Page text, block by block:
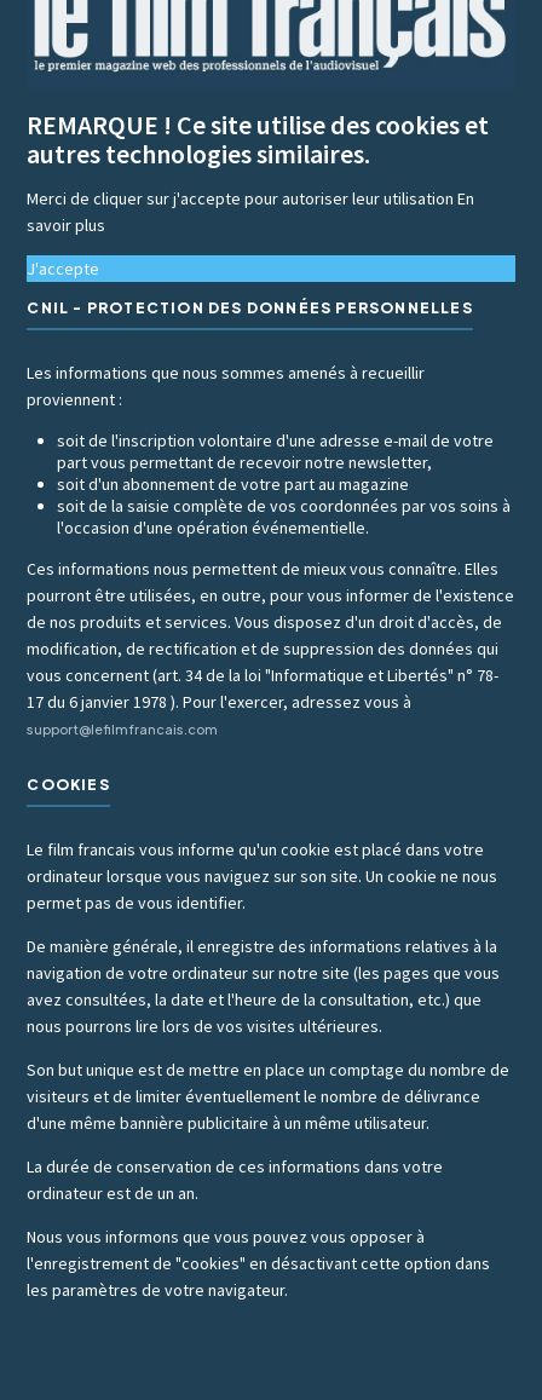
REMARQUE ! Ce site utilise des cookies et
autres technologies similaires.
Merci de cliquer sur j'accepte pour autoriser leur utilisationEn
savoir plus
J'accepte
CNIL - PROTECTION DES DONNÉES PERSONNELLES
Les informations que nous sommes amenés à recueillir
proviennent :
soit de l'inscription volontaire d'une adresse e-mail de votre
part vous permettant de recevoir notre newsletter,
soit d'un abonnement de votre part au magazine
soit de la saisie complète de vos coordonnées par vos soins à
l'occasion d'une opération événementielle.
Ces informations nous permettent de mieux vous connaître. Elles
pourront être utilisées, en outre, pour vous informer de l'existence
de nos produits et services. Vous disposez d'un droit d'accès, de
modification, de rectification et de suppression des données qui
vous concernent (art. 34 de la loi "Informatique et Libertés" n° 78-
17 du 6 janvier 1978 ). Pour l'exercer, adressez vous à
support@lefilmfrancais.com
COOKIES
Le film francais vous informe qu'un cookie est placé dans votre
ordinateur lorsque vous naviguez sur son site. Un cookie ne nous
permet pas de vous identifier.
De manière générale, il enregistre des informations relatives à la
navigation de votre ordinateur sur notre site (les pages que vous
avez consultées, la date et l'heure de la consultation, etc.) que
nous pourrons lire lors de vos visites ultérieures.
Son but unique est de mettre en place un comptage du nombre de
visiteurs et de limiter éventuellement le nombre de délivrance
d'une même bannière publicitaire à un même utilisateur.
La durée de conservation de ces informations dans votre
ordinateur est de un an.
Nous vous informons que vous pouvez vous opposer à
l'enregistrement de "cookies" en désactivant cette option dans
les paramètres de votre navigateur.